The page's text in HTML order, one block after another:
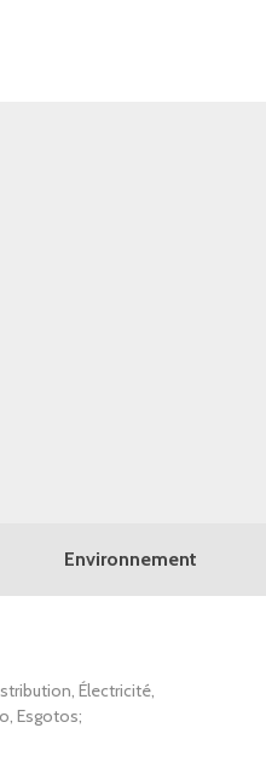
Électricité,
Esgotos;
Environnement